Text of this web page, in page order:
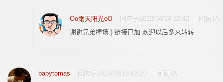
Oo雨天阳光oO 回应于2013/04/14 12:42
回复TA
谢谢兄弟捧场:) 链接已加 欢迎以后多来转转
babytomas 回应于2013/06/16 03:20
回复TA